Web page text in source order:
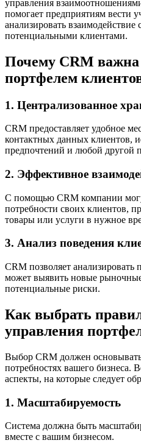
управления
помогает предприятиям вести
анализировать взаимодействие
потенциальными клиентами.
Почему CRM важна
портфелем
1. Централизованное
CRM предоставляет удобное
контактных данных клиентов,
предпочтений и любой другой
2. Эффективное
С помощью CRM компании
потребности своих клиентов,
товары или услуги в нужное
3. Анализ поведения
CRM позволяет анализировать
может выявить новые
потенциальные риски.
Как выбрать
управления
Выбор CRM должен
потребностях вашего бизнеса.
аспекты, на которые следует
1. Масштабируемость
Система должна быть
вместе с вашим бизнесом.